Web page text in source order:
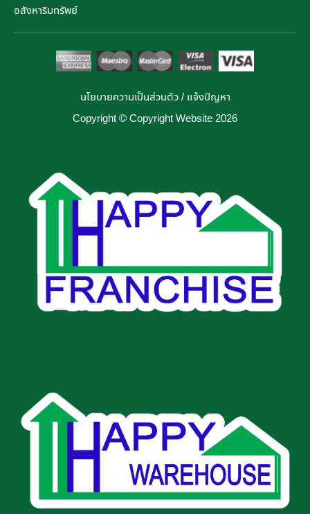
อสังหาริมทรัพย์
นโยบายความเป็นส่วนตัว/ แจ้งปัญหา
Copyright © Copyright Website 2026